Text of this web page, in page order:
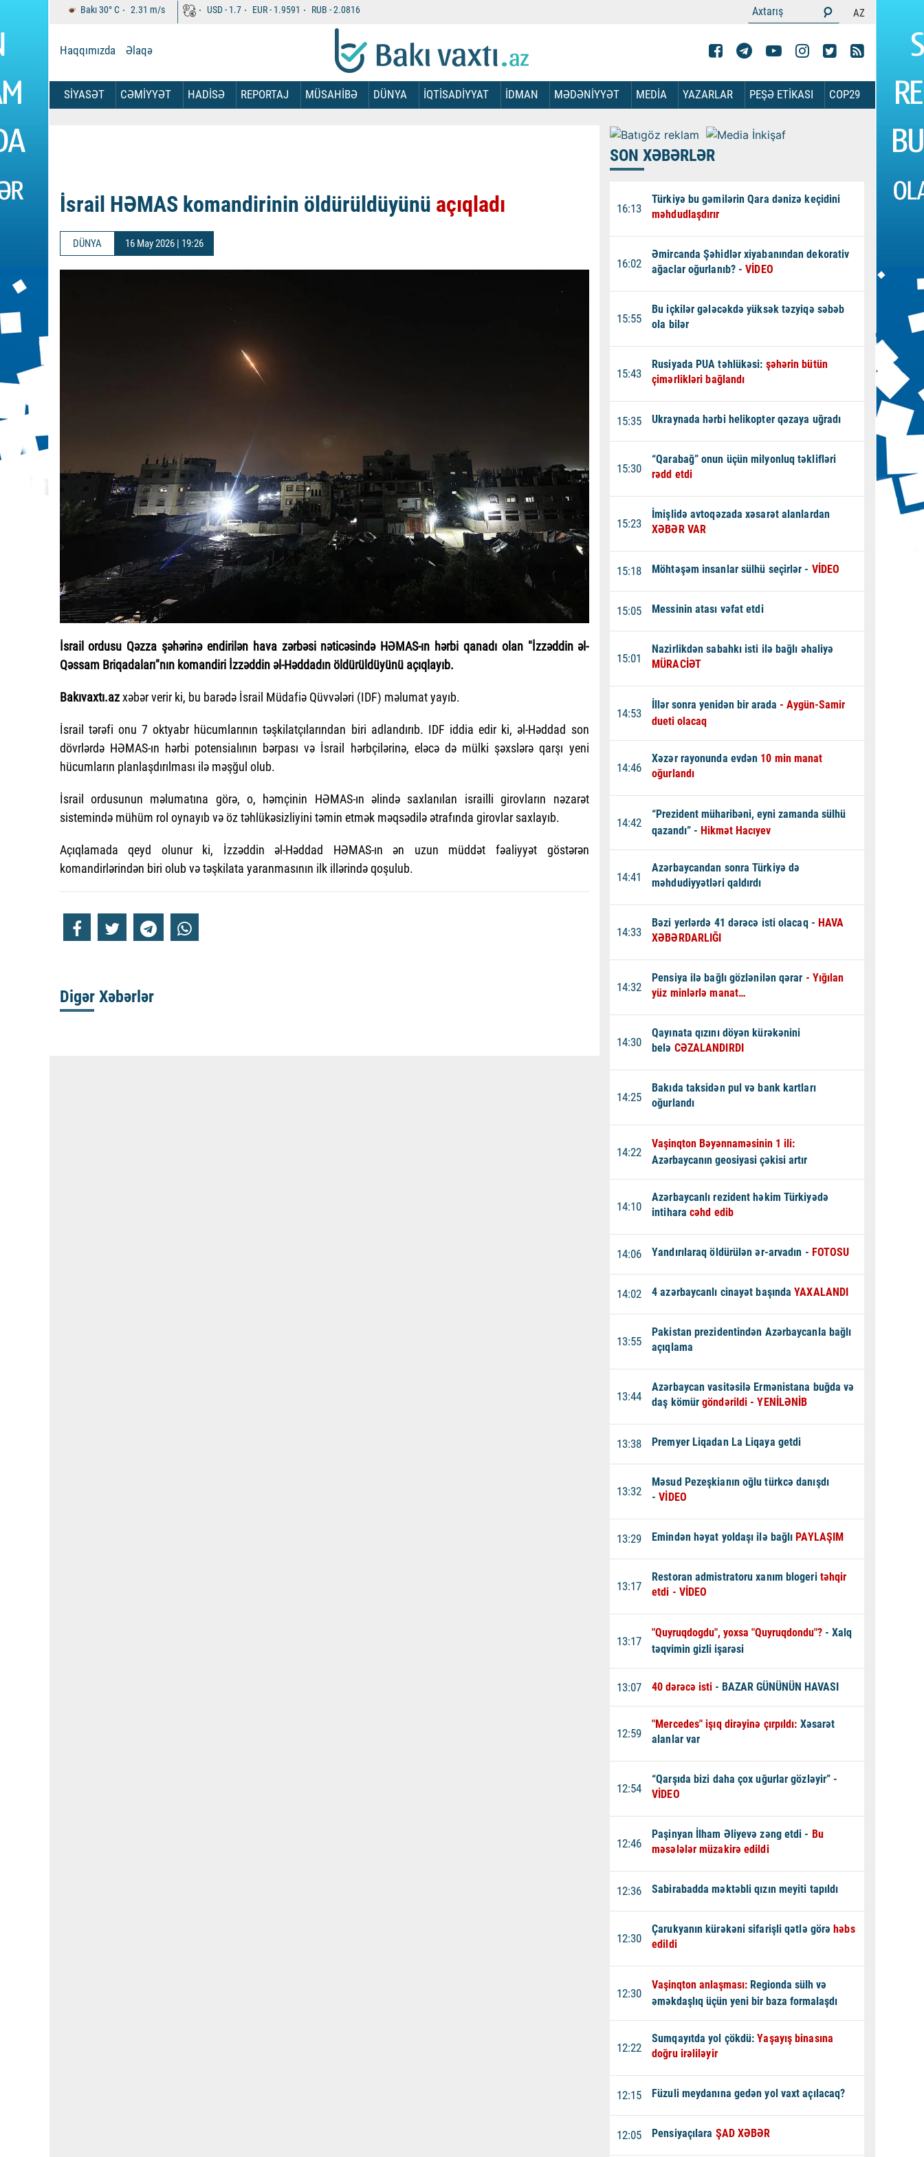
Bakı30°C 2.31 m/s USD -1.7 EUR -1.9591 RUB -2.0816 AZ
Haqqımızda Əlaqə
SİYASƏT CƏMİYYƏT HADİSƏ REPORTAJ MÜSAHİBƏ DÜNYA İQTİSADİYYAT İDMAN MƏDƏNİYYƏT MEDİA YAZARLAR PEŞƏ ETİKASI COP29
İsrail HƏMAS komandirinin öldürüldüyünü açıqladı
DÜNYA 16 May 2026 | 19:26
İsrail ordusu Qəzza şəhərinə endirilən hava zərbəsi nəticəsində HƏMAS-ın hərbi qanadı olan "İzzəddin əl-
Qəssam Briqadaları"nın komandiri İzzəddin əl-Həddadın öldürüldüyünü açıqlayıb.
Bakıvaxtı.azxəbər verir ki, bu barədə İsrail Müdafiə Qüvvələri (IDF) məlumat yayıb.
İsrail tərəfi onu 7 oktyabr hücumlarının təşkilatçılarından biri adlandırıb. IDF iddia edir ki, əl-Həddad son
dövrlərdə HƏMAS-ın hərbi potensialının bərpası və İsrail hərbçilərinə, eləcə də mülki şəxslərə qarşı yeni
hücumların planlaşdırılması ilə məşğul olub.
İsrail ordusunun məlumatına görə, o, həmçinin HƏMAS-ın əlində saxlanılan israilli girovların nəzarət
sistemində mühüm rol oynayıb və öz təhlükəsizliyini təmin etmək məqsədilə ətrafında girovlar saxlayıb.
Açıqlamada qeyd olunur ki, İzzəddin əl-Həddad HƏMAS-ın ən uzun müddət fəaliyyət göstərən
komandirlərindən biri olub və təşkilata yaranmasının ilk illərində qoşulub.
Digər Xəbərlər
SON XƏBƏRLƏR
16:13
Türkiyə bu gəmilərin Qara dənizə keçidini
məhdudlaşdırır
16:02
Əmircanda Şəhidlər xiyabanından dekorativ
ağaclar oğurlanıb? -VİDEO
15:55
Bu içkilər gələcəkdə yüksək təzyiqə səbəb
ola bilər
15:43
Rusiyada PUA təhlükəsi: şəhərin bütün
çimərlikləri bağlandı
15:35 Ukraynada hərbi helikopter qəzaya uğradı
15:30
“Qarabağ” onun üçün milyonluq təklifləri
rədd etdi
15:23
İmişlidə avtoqəzada xəsarət alanlardan
XƏBƏR VAR
15:18 Möhtəşəm insanlar sülhü seçirlər - VİDEO
15:05 Messinin atası vəfat etdi
15:01
Nazirlikdən sabahkı isti ilə bağlı əhaliyə
MÜRACİƏT
14:53
İllər sonra yenidən bir arada - Aygün-Samir
dueti olacaq
14:46
Xəzər rayonunda evdən 10 min manat
oğurlandı
14:42
“Prezident müharibəni, eyni zamanda sülhü
qazandı” - Hikmət Hacıyev
14:41
Azərbaycandan sonra Türkiyə də
məhdudiyyətləri qaldırdı
14:33
Bəzi yerlərdə 41 dərəcə isti olacaq - HAVA
XƏBƏRDARLIĞI
14:32
Pensiya ilə bağlı gözlənilən qərar - Yığılan
yüz minlərlə manat…
14:30
Qayınata qızını döyən kürəkənini
belə CƏZALANDIRDI
14:25
Bakıda taksidən pul və bank kartları
oğurlandı
14:22
Vaşinqton Bəyənnaməsinin 1 ili:
Azərbaycanın geosiyasi çəkisi artır
14:10
Azərbaycanlı rezident həkim Türkiyədə
intihara cəhd edib
14:06 Yandırılaraq öldürülən ər-arvadın - FOTOSU
14:02 4 azərbaycanlı cinayət başındaYAXALANDI
13:55
Pakistan prezidentindən Azərbaycanla bağlı
açıqlama
13:44
Azərbaycan vasitəsilə Ermənistana buğda və
daş kömürgöndərildi - YENİLƏNİB
13:38 Premyer Liqadan La Liqaya getdi
13:32
Məsud Pezeşkianın oğlu türkcə danışdı
-VİDEO
13:29 Emindən həyat yoldaşı ilə bağlı PAYLAŞIM
13:17
Restoran admistratoru xanım blogeri təhqir
etdi - VİDEO
13:17
"Quyruqdogdu", yoxsa "Quyruqdondu"? - Xalq
təqvimin gizli işarəsi
13:07 40 dərəcə isti - BAZAR GÜNÜNÜN HAVASI
12:59
"Mercedes" işıq dirəyinə çırpıldı: Xəsarət
alanlar var
12:54
“Qarşıda bizi daha çox uğurlar gözləyir” -
VİDEO
12:46
Paşinyan İlham Əliyevə zəng etdi - Bu
məsələlər müzakirə edildi
12:36 Sabirabadda məktəbli qızın meyiti tapıldı
12:30
Çarukyanın kürəkəni sifarişli qətlə görəhəbs
edildi
12:30
Vaşinqton anlaşması: Regionda sülh və
əməkdaşlıq üçün yeni bir baza formalaşdı
12:22
Sumqayıtda yol çökdü:Yaşayış binasına
doğru irəliləyir
12:15 Füzuli meydanına gedən yol vaxt açılacaq?
12:05 Pensiyaçılara ŞAD XƏBƏR